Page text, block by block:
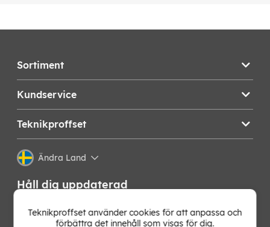
Sortiment
Kundservice
Teknikproffset
Ändra Land
Håll dig uppdaterad
Få de senaste nyheterna, hetaste erbjudandena och
bästa tipsen från oss direkt i din mejlkorg. Signa upp på
Teknikproffset använder cookies för att anpassa och
förbättra det innehåll som visas för dig.